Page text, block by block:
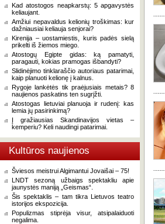
Kad atostogos neapkarstų: 5 apgavystės
keliaujant.
Amžiui nepavaldus kelionių troškimas: kur
dažniausiai keliauja senjorai?
Kirenija – uostamiestis, kuris padės sielą
prikelti iš žiemos miego.
Atostogų Egipte gidas: ką pamatyti,
paragauti, kokias pramogas išbandyti?
Slidinėjimo tinklaraščio autoriaus patarimai,
kaip planuoti kelionę į kalnus.
Rygoje lankėtės tik praėjusiais metais? 8
naujienos paskatins ten sugrįžti.
Atostogas lietuviai planuoja ir rudenį: kas
lemia jų pasirinkimą?
Į gražiausias Skandinavijos vietas –
kemperiu? Keli naudingi patarimai.
Kultūros naujienos
Šviesos meistrui Algimantui Jovaišai – 75!
LNDT sezoną užbaigs spektakliu apie
jaunystės maniją „Geismas“.
Šis spektaklis – tam tikra Lietuvos teatro
istorijos ekspozicija.
Populizmas stiprėja visur, atsipalaiduoti
negalima.